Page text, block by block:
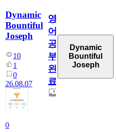
Dynamic
Bountiful
Joseph
10
1
0
26.08.07
0
영
어
공
부
완
료
Dynamic
Bountiful
Joseph